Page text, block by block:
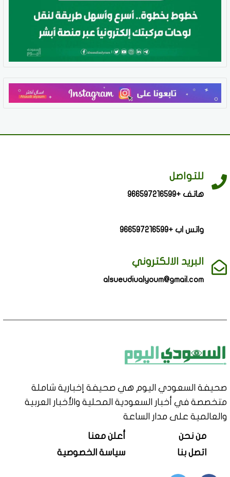
للتواصل
هاتف +966597216599
واتس اب +966597216599
البريد الالكتروني
alsueudiualyoum@gmail.com
صحيفة السعودي اليوم هي صحيفة إخبارية شاملة
متخصصة في أخبار السعودية المحلية والأخبار العربية
والعالمية على مدار الساعة
من نحن
أعلن معنا
اتصل بنا
سياسة الخصوصية